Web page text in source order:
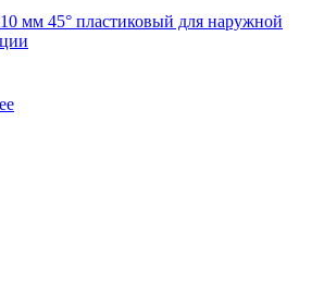
мм 45° пластиковый для наружной